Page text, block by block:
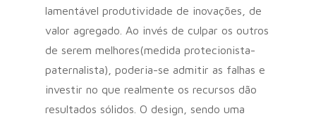
lamentável produtividade de inovações, de
valor agregado. Ao invés de culpar os outros
de serem melhores(medida protecionista-
paternalista), poderia-se admitir as falhas e
investir no que realmente os recursos dão
resultados sólidos. O design, sendo uma